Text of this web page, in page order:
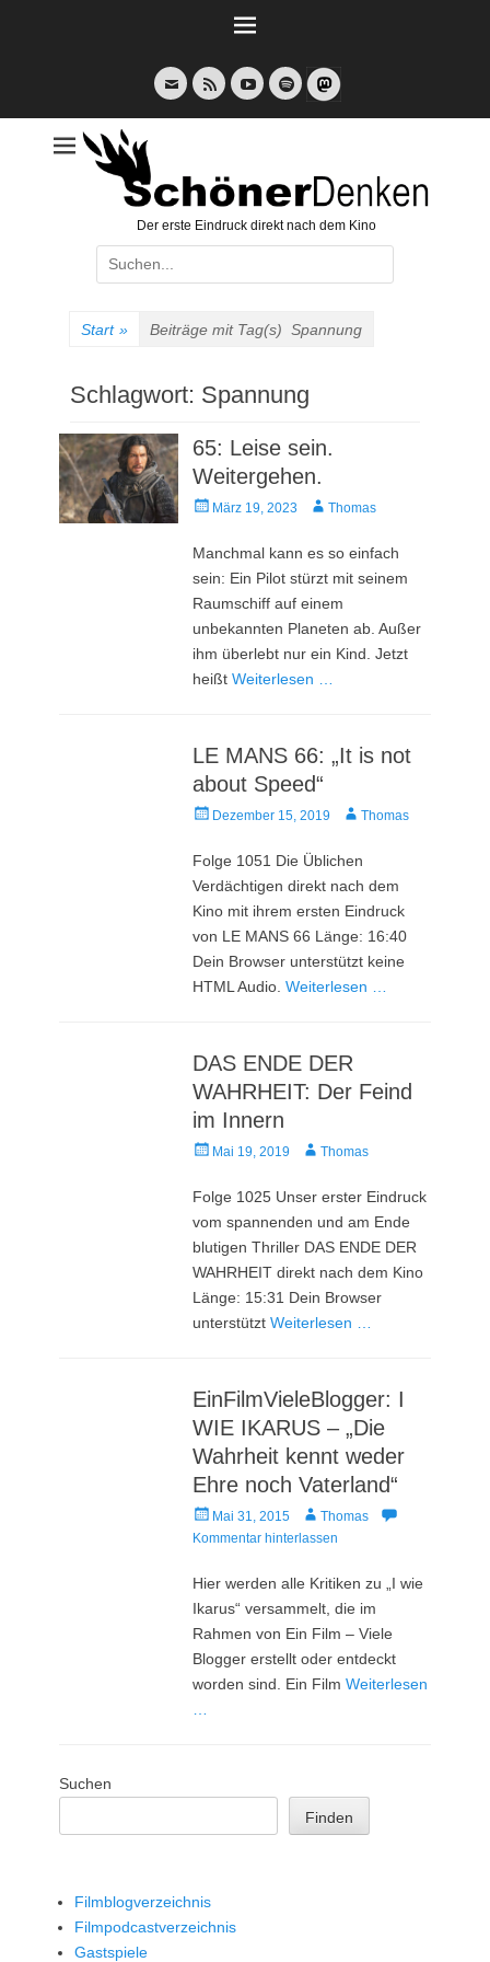
E-
Mail
Feed YouTubeSpotify
Der erste Eindruck direkt nach dem Kino
Suche
nach:
Start » Beiträge mit Tag(s) Spannung
Schlagwort: Spannung
65: Leise sein.
Weitergehen.
Veröffentlicht
März 19, 2023 AutorThomas
Manchmal kann es so einfach
sein: Ein Pilot stürzt mit seinem
Raumschiff auf einem
unbekannten Planeten ab. Außer
ihm überlebt nur ein Kind. Jetzt
heißtWeiterlesen …
LE MANS 66: „It is not
about Speed“
Veröffentlicht
Dezember 15, 2019 AutorThomas
Folge 1051 Die Üblichen
Verdächtigen direkt nach dem
Kino mit ihrem ersten Eindruck
von LE MANS 66 Länge: 16:40
Dein Browser unterstützt keine
HTML Audio.Weiterlesen …
DAS ENDE DER
WAHRHEIT: Der Feind
im Innern
Veröffentlicht
Mai 19, 2019 AutorThomas
Folge 1025 Unser erster Eindruck
vom spannenden und am Ende
blutigen Thriller DAS ENDE DER
WAHRHEIT direkt nach dem Kino
Länge: 15:31 Dein Browser
unterstütztWeiterlesen …
EinFilmVieleBlogger: I
WIE IKARUS – „Die
Wahrheit kennt weder
Ehre noch Vaterland“
Veröffentlicht
am
Mai 31, 2015 AutorThomas
Kommentar hinterlassen
Hier werden alle Kritiken zu „I wie
Ikarus“ versammelt, die im
Rahmen von Ein Film – Viele
Blogger erstellt oder entdeckt
worden sind. Ein FilmWeiterlesen
Suchen
Finden
Filmblogverzeichnis
Filmpodcastverzeichnis
Gastspiele